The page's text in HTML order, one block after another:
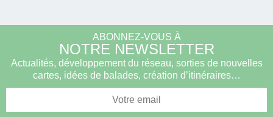
ABONNEZ-VOUS À
NOTRE NEWSLETTER
Actualités, développement du réseau, sorties de nouvelles
cartes, idées de balades, création d’itinéraires…